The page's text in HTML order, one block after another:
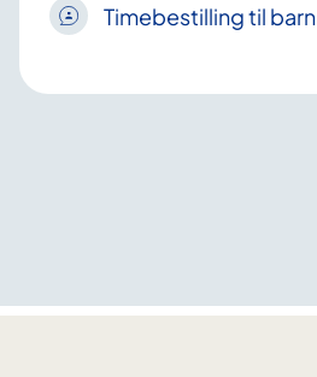
Timebestilling til barn